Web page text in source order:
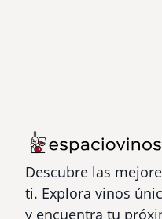
Descubre las
ti. Explora vinos
y encuentra tu